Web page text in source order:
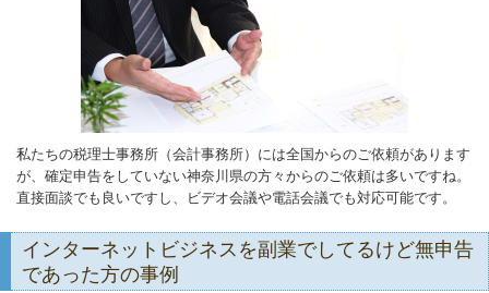
私たちの税理士事務所（会計事務所）には全国からのご依頼があります
が、確定申告をしていない神奈川県の方々からのご依頼は多いですね。
直接面談でも良いですし、ビデオ会議や電話会議でも対応可能です。
インターネットビジネスを副業でしてるけど無申告
であった方の事例